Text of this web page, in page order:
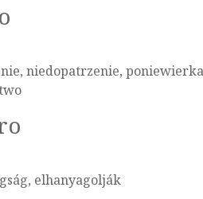
niedopatrzenie,
elhanyagolják